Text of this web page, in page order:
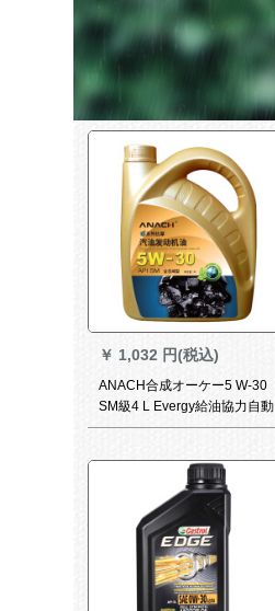
￥ 1,032 円(税込)
ANACH合成オーケー5 W-30
SM級4 L Evergy給油協力自動
車用品